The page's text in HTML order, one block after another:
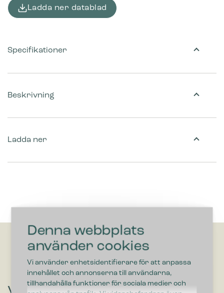
Denna webbplats
använder cookies
Vi använder enhetsidentifierare för att anpassa
innehållet och annonserna till användarna,
tillhandahålla funktioner för sociala medier och
Ladda ner datablad
Beskrivning
Ladda ner
Specifikationer